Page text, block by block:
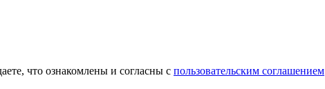
что ознакомлены и согласны с пользовательским соглашением